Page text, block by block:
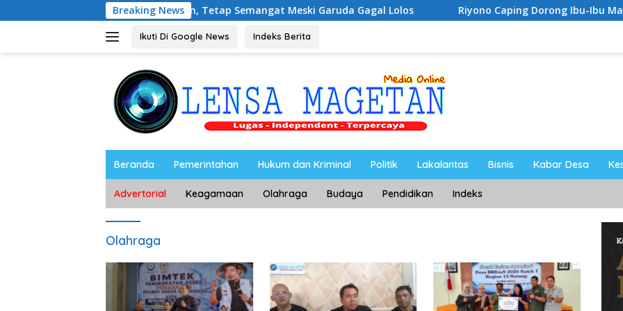
ke
Breaking News
Media Magetan, Tetap Semangat Meski Garuda Gagal Lolos Riyono Caping Dorong Ibu-Ibu Magetan
Ikuti Di Google News Indeks Berita
Beranda Pemerintahan Hukum dan Kriminal Politik Lakalantas Bisnis Kabar Desa
Advertorial Keagamaan Olahraga Budaya Pendidikan Indeks
Olahraga